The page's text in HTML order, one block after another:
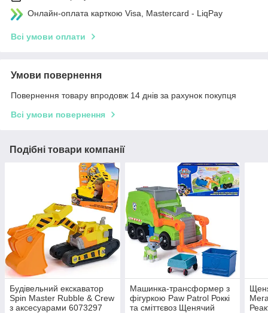
Онлайн-оплата карткою Visa, Mastercard - LiqPay
Всі умови оплати
Умови повернення
Повернення товару впродовж 14 днів за рахунок покупця
Всі умови повернення
Подібні товари компанії
Будівельний екскаватор
Spin Master Rubble & Crew
з аксесуарами 6073297
Машинка-трансформер з
фігуркою Paw Patrol Роккі
та сміттєвоз Щенячий